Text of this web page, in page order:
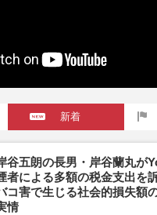
新着
谷五朗の長男・岸谷蘭丸が
者による多額の税金支出を
コ害で生じる社会的損失額
情